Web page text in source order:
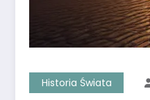
Historia Świata